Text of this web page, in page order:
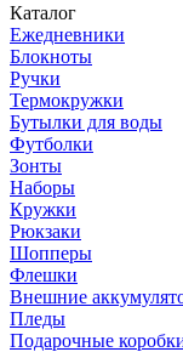
Каталог
Ежедневники
Блокноты
Ручки
Термокружки
Бутылки для воды
Футболки
Зонты
Наборы
Кружки
Рюкзаки
Шопперы
Флешки
Внешние
Пледы
Подарочные